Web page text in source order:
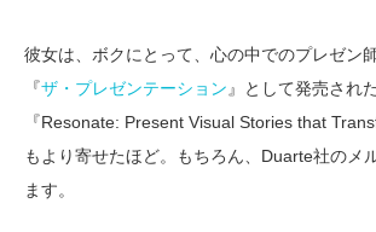
彼女は、ボクにとって、心の中でのプレゼン
『ザ・プレゼンテーション 』として発売され
『Resonate: Present Visual Stories that
もより寄せたほど。もちろん、Duarte社のメ
ます。